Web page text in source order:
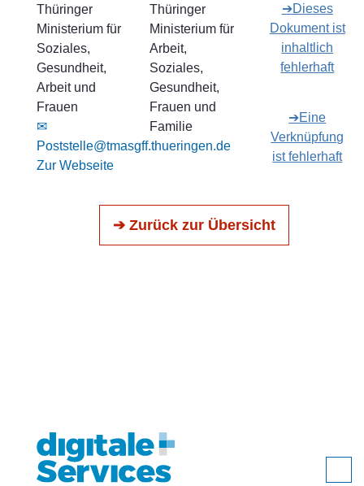
Thüringer
Ministerium für
Soziales,
Gesundheit,
Arbeit und
Frauen
✉
Poststelle@tmasgff.thueringen.de
Zur Webseite
Thüringer
Ministerium für
Arbeit,
Soziales,
Gesundheit,
Frauen und
Familie
➔Dieses
Dokument ist
inhaltlich
fehlerhaft
➔Eine
Verknüpfung
ist fehlerhaft
➔ Zurück zur Übersicht